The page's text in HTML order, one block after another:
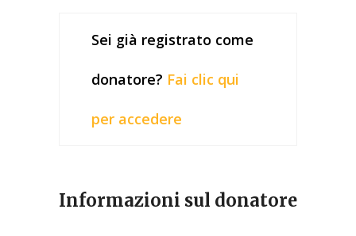
Sei già registrato come
donatore? Fai clic qui
per accedere
Informazioni sul donatore